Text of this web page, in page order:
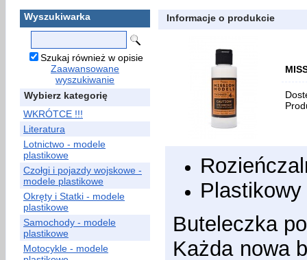
Wyszukiwarka
Szukaj również w opisie
Zaawansowane
wyszukiwanie
Wybierz kategorię
WKRÓTCE !!!
Literatura
Lotnictwo - modele
plastikowe
Czołgi i pojazdy wojskowe -
modele plastikowe
Okręty i Statki - modele
plastikowe
Samochody - modele
plastikowe
Motocykle - modele
Informacje o produkcie
Buteleczka
Każda nowa